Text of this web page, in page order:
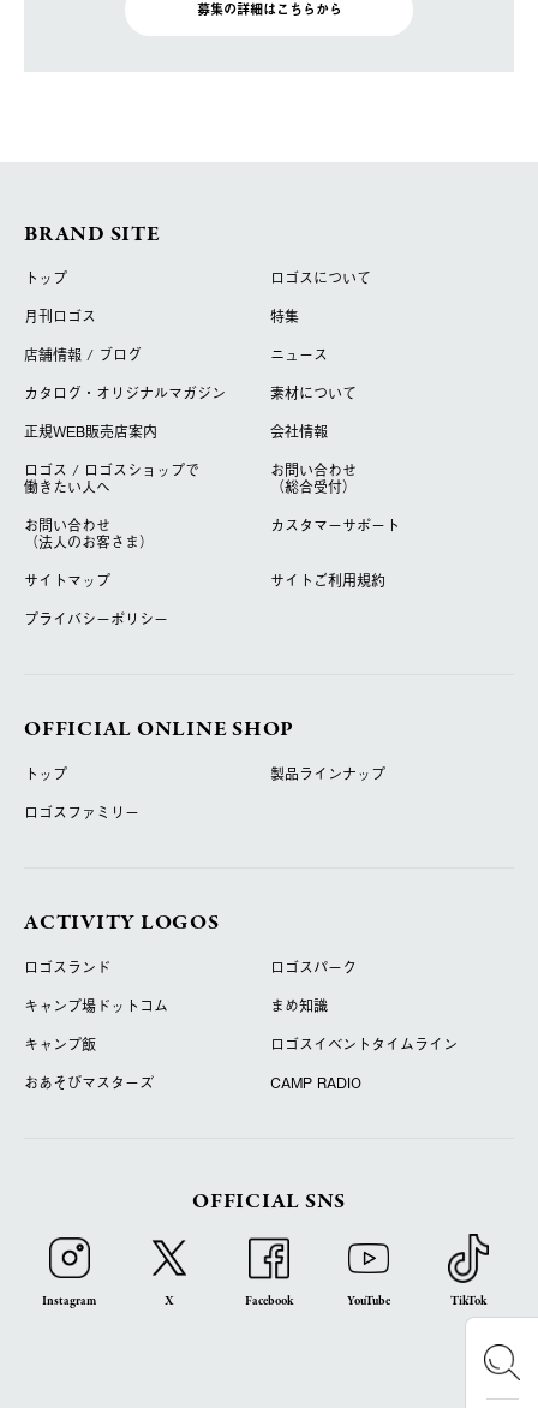
募集の詳細はこちらから
BRAND SITE
トップ
ロゴスについて
月刊ロゴス
特集
店舗情報 / ブログ
ニュース
カタログ・オリジナルマガジン
素材について
正規WEB販売店案内
会社情報
ロゴス / ロゴスショップで
働きたい人へ
お問い合わせ
（総合受付）
お問い合わせ
（法人のお客さま）
カスタマーサポート
サイトマップ
サイトご利用規約
プライバシーポリシー
OFFICIAL ONLINE SHOP
トップ
製品ラインナップ
ロゴスファミリー
ACTIVITY LOGOS
ロゴスランド
ロゴスパーク
キャンプ場ドットコム
まめ知識
キャンプ飯
ロゴスイベントタイムライン
おあそびマスターズ
CAMP RADIO
OFFICIAL SNS
Instagram X Facebook YouTube TikTok